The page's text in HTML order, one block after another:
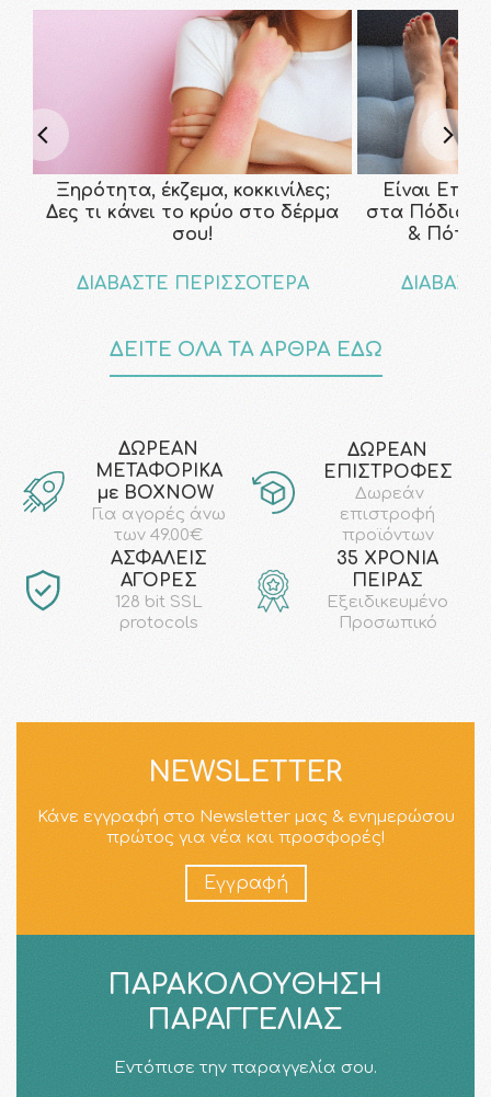
Ξηρότητα, έκζεμα, κοκκινίλες;
Δες τι κάνει το κρύο στο δέρμα
σου!
ΔΙΑΒΑΣΤΕ ΠΕΡΙΣΣΟΤΕΡΑ
Είναι
στα Πόδια;
& Πότε
ΔΕΙΤΕ ΟΛΑ ΤΑ ΑΡΘΡΑ ΕΔΩ
ΔΩΡΕΑΝ
ΜΕΤΑΦΟΡΙΚΑ
με ΒΟΧΝΟW
Για αγορές άνω
των 49.00€
ΔΩΡΕΑΝ
ΕΠΙΣΤΡΟΦΕΣ
Δωρεάν
επιστροφή
προϊόντων
AΣΦΑΛΕΙΣ
ΑΓΟΡΕΣ
128 bit SSL
protocols
35 ΧΡΟΝΙΑ
ΠΕΙΡΑΣ
Εξειδικευμένο
Προσωπικό
NEWSLETTER
Κάνε εγγραφή στο Newsletter μας & ενημερώσου
πρώτος για νέα και προσφορές!
Εγγραφή
ΠΑΡΑΚΟΛΟΎΘΗΣΗ
ΠΑΡΑΓΓΕΛΊΑΣ
Εντόπισε την παραγγελία σου.